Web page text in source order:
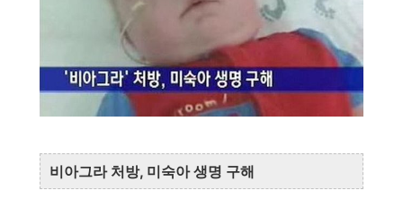
비아그라 처방, 미숙아 생명 구해